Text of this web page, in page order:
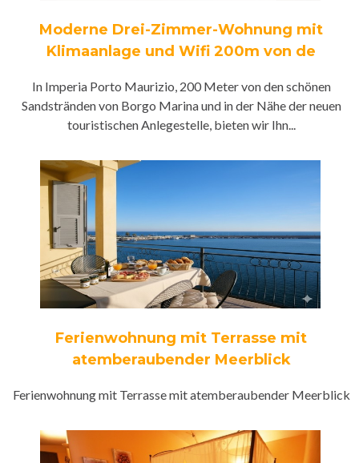
Moderne Drei-Zimmer-Wohnung mit
Klimaanlage und Wifi 200m von de
In Imperia Porto Maurizio, 200 Meter von den schönen
Sandstränden von Borgo Marina und in der Nähe der neuen
touristischen Anlegestelle, bieten wir Ihn...
Ferienwohnung mit Terrasse mit
atemberaubender Meerblick
Ferienwohnung mit Terrasse mit atemberaubender Meerblick